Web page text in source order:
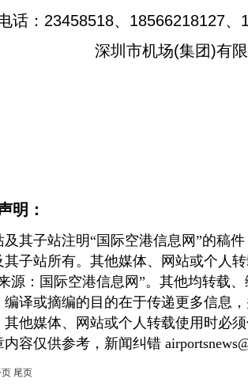
：23458518、18566218127、
深圳市机场(集团)有限
明：
子站注明“国际空港信息网”的稿件
其子站所有。其他媒体、网站或个人
源：国际空港信息网”。其他均转载
编译或摘编的目的在于传递更多信息
其他媒体、网站或个人转载使用时必
容仅供参考，新闻纠错
尾页